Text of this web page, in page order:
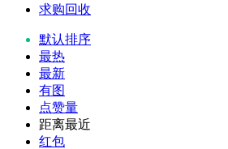
求购回收
默认排序
最热
最新
有图
点赞量
距离最近
红包